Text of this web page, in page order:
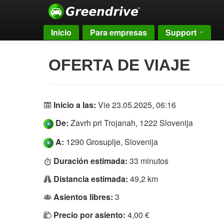
Inicio Para empresas Support
OFERTA DE VIAJE
Inicio a las: Vie 23.05.2025, 06:16
De: Zavrh pri Trojanah, 1222 Slovenija
A: 1290 Grosuplje, Slovenija
Duración estimada: 33 minutos
Distancia estimada: 49,2 km
Asientos libres: 3
Precio por asiento: 4,00 €